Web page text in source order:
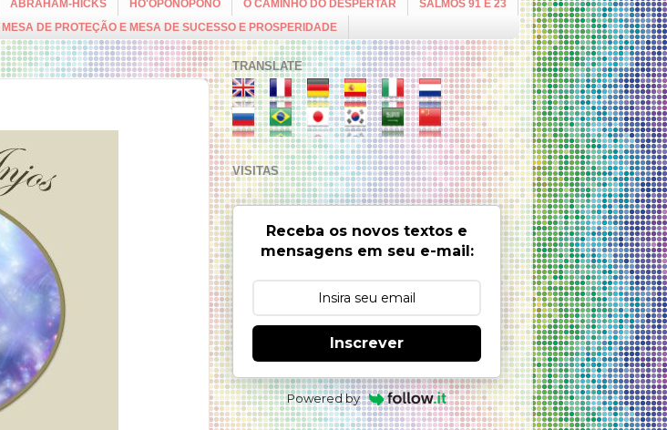
ABRAHAM-HICKS HO'OPONOPONO O CAMINHO DO DESPERTAR
SALMOS 91 E 23
DE PROTEÇÃO E MESA DE SUCESSO E PROSPERIDADE
TRANSLATE
VISITAS
Receba os novos textos e
mensagens em seu e-mail:
Inscrever
Powered by